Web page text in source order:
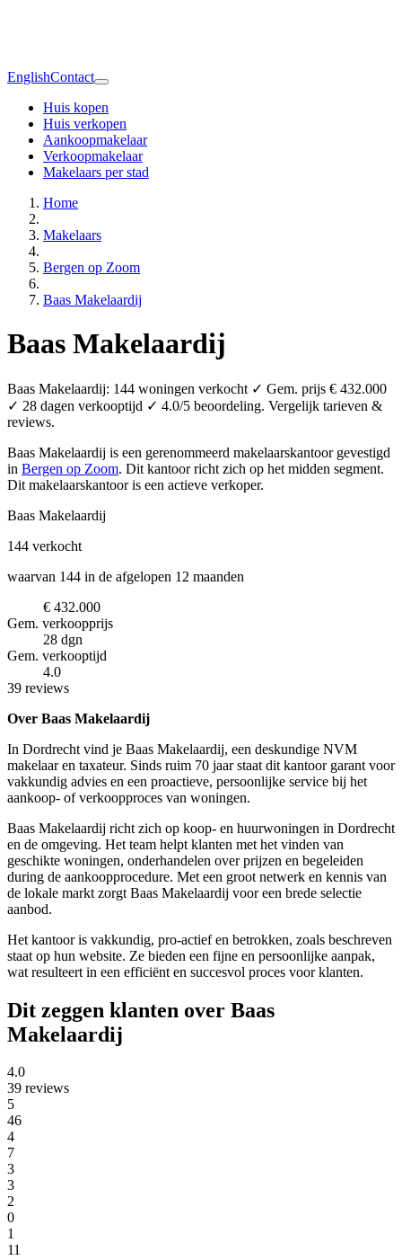
EnglishContact
Huis kopen
Huis verkopen
Aankoopmakelaar
Verkoopmakelaar
Makelaars per stad
Home
Makelaars
Bergen op Zoom
Baas Makelaardij
Baas Makelaardij
Baas Makelaardij: 144 woningen verkocht ✓ Gem. prijs € 432.000
✓ 28 dagen verkooptijd ✓ 4.0/5 beoordeling. Vergelijk tarieven &
reviews.
Baas Makelaardij is een gerenommeerd makelaarskantoor gevestigd
in Bergen op Zoom. Dit kantoor richt zich op het midden segment.
Dit makelaarskantoor is een actieve verkoper.
Baas Makelaardij
144 verkocht
waarvan 144 in de afgelopen 12 maanden
€ 432.000
Gem. verkoopprijs
28 dgn
Gem. verkooptijd
4.0
39 reviews
Over Baas Makelaardij
In Dordrecht vind je Baas Makelaardij, een deskundige NVM
makelaar en taxateur. Sinds ruim 70 jaar staat dit kantoor garant voor
vakkundig advies en een proactieve, persoonlijke service bij het
aankoop- of verkoopproces van woningen.
Baas Makelaardij richt zich op koop- en huurwoningen in Dordrecht
en de omgeving. Het team helpt klanten met het vinden van
geschikte woningen, onderhandelen over prijzen en begeleiden
during de aankoopprocedure. Met een groot netwerk en kennis van
de lokale markt zorgt Baas Makelaardij voor een brede selectie
aanbod.
Het kantoor is vakkundig, pro-actief en betrokken, zoals beschreven
staat op hun website. Ze bieden een fijne en persoonlijke aanpak,
wat resulteert in een efficiënt en succesvol proces voor klanten.
Dit zeggen klanten over Baas
Makelaardij
4.0
39 reviews
5
46
4
7
3
3
2
0
1
11